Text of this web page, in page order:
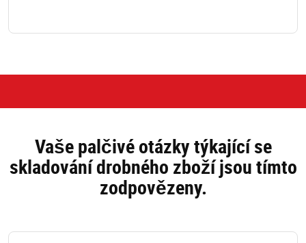
Vaše palčivé otázky týkající se
skladování drobného zboží jsou tímto
zodpovězeny.